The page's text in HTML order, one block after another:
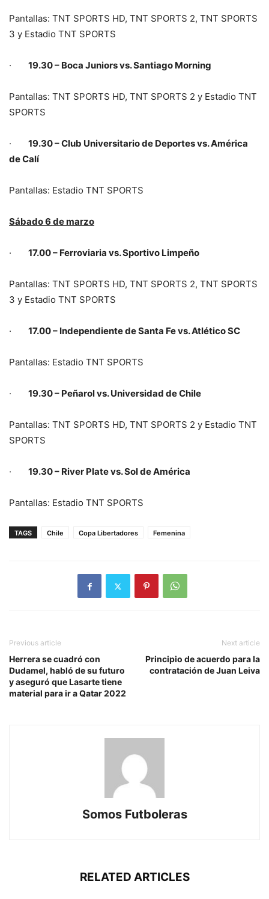
Pantallas: TNT SPORTS HD, TNT SPORTS 2, TNT SPORTS
3 y Estadio TNT SPORTS
· 19.30 – Boca Juniors vs. Santiago Morning
Pantallas: TNT SPORTS HD, TNT SPORTS 2 y Estadio TNT
SPORTS
· 19.30 – Club Universitario de Deportes vs. América
de Calí
Pantallas: Estadio TNT SPORTS
Sábado 6 de marzo
· 17.00 – Ferroviaria vs. Sportivo Limpeño
Pantallas: TNT SPORTS HD, TNT SPORTS 2, TNT SPORTS
3 y Estadio TNT SPORTS
· 17.00 – Independiente de Santa Fe vs. Atlético SC
Pantallas: Estadio TNT SPORTS
· 19.30 – Peñarol vs. Universidad de Chile
Pantallas: TNT SPORTS HD, TNT SPORTS 2 y Estadio TNT
SPORTS
· 19.30 – River Plate vs. Sol de América
Pantallas: Estadio TNT SPORTS
TAGS Chile Copa Libertadores Femenina
Previous article
Herrera se cuadró con
Dudamel, habló de su futuro
y aseguró que Lasarte tiene
material para ir a Qatar 2022
Next article
Principio de acuerdo para la
contratación de Juan Leiva
Somos Futboleras
RELATED ARTICLES